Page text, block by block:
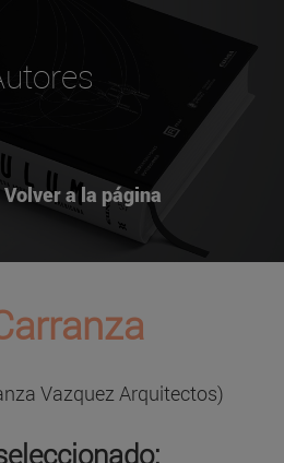
Volver a la página
Vazquez Arquitectos)